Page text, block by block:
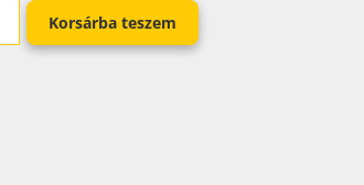
Korsárba teszem